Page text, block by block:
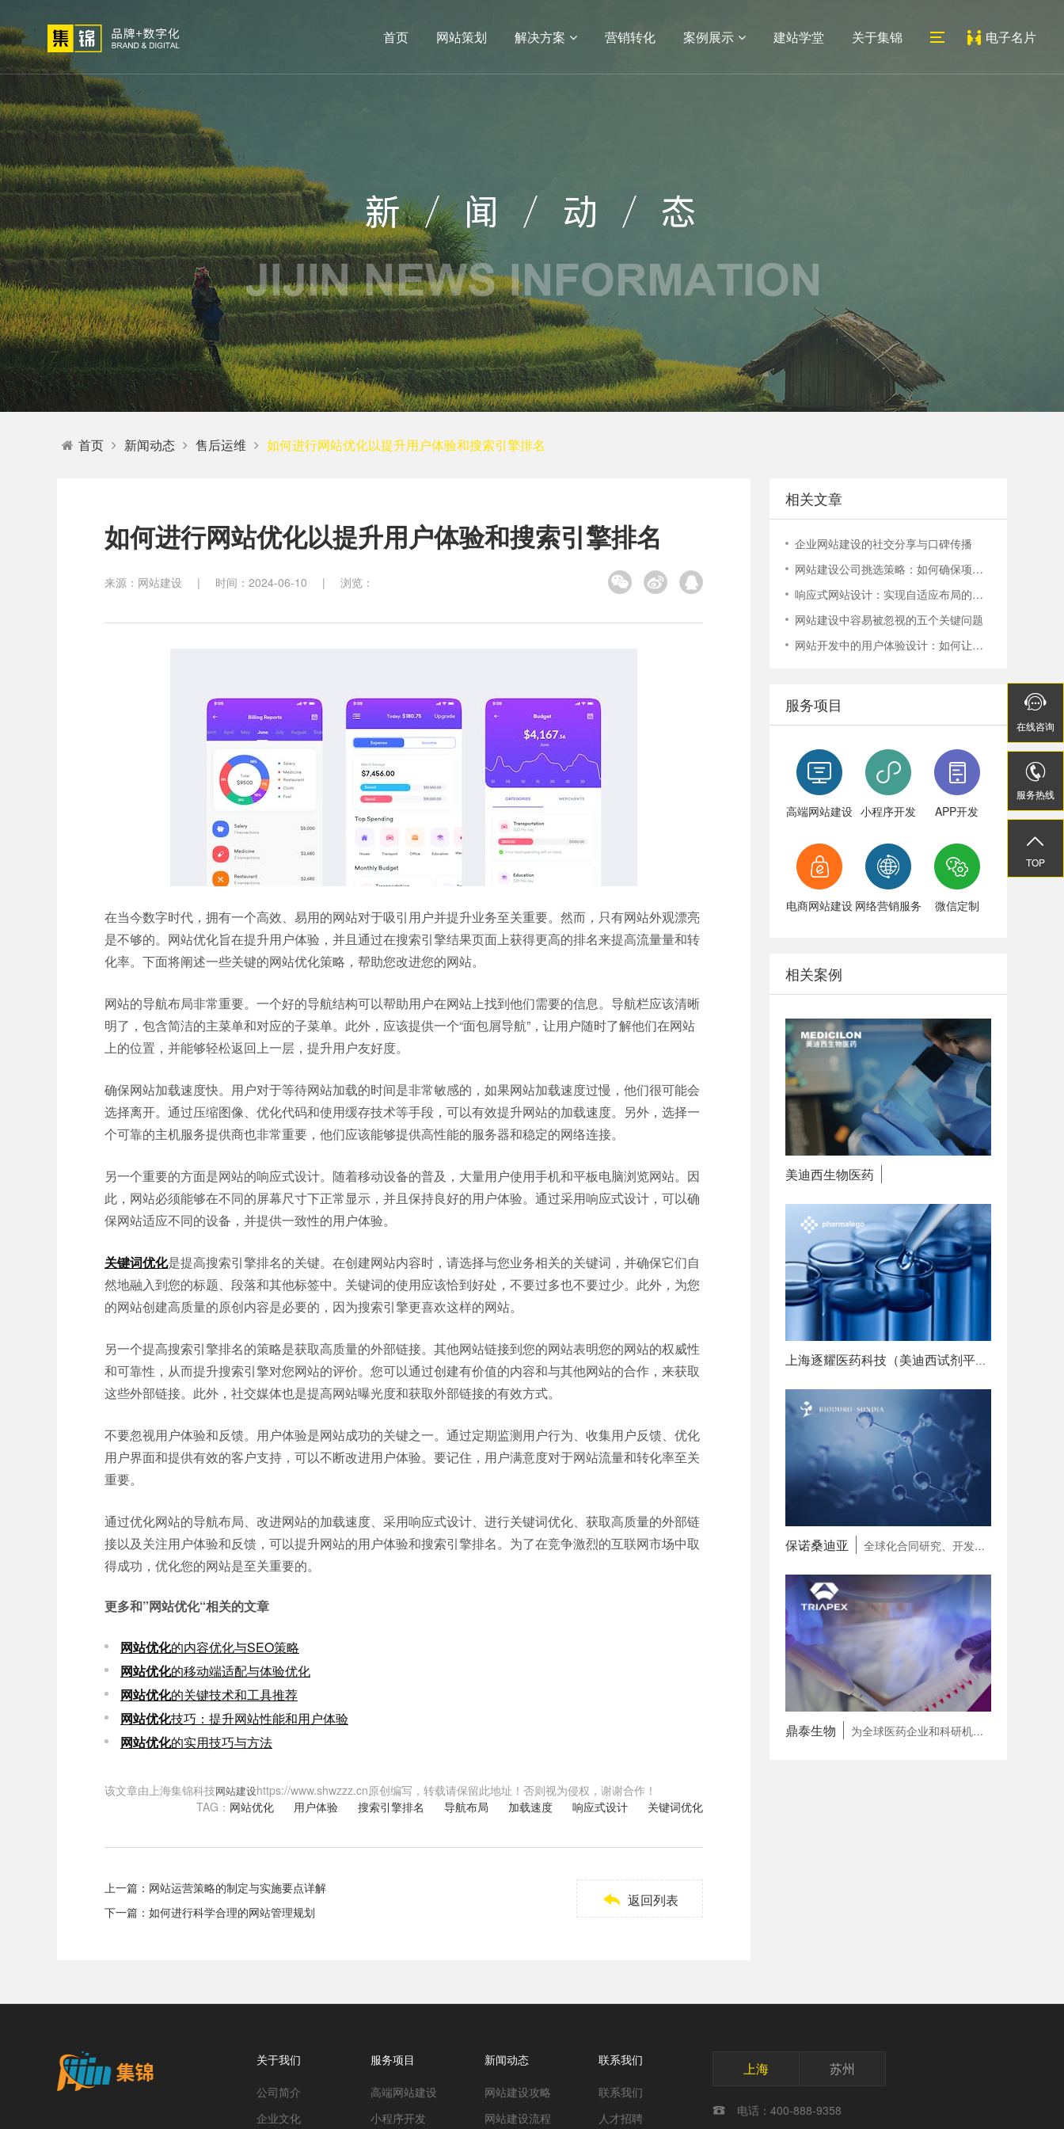
首页 网站策划 解决方案
高端网站
定制
小程序开
发
制
营销转化 案例展示 建站学堂 关于集锦 电子名片
01
关于我们
公司简介
荣誉资质
集锦文化
我们的客户
02
网站策划
方法论
高端网站建设
小程序开发
微信定制
APP开发服务
电商网站建设
生物医药网站建设
外贸网站建设
教育培训网站建设
网站建设案例
生物医疗
政府单位
机械制造
IT科技
装修建筑
其他
系统平台案例
小程序
电话：400-888-9358
首页 新闻动态 售后运维 如何进行网站优化以提升用户体验和搜索引擎排名
如何进行网站优化以提升用户体验和搜索引擎排名
来源：网站建设 | 时间：2024-06-10 | 浏览：
在当今数字时代，拥有一个高效、易用的网站对于吸引用户并提升业务至关重要。然而，只有网站外观漂亮
是不够的。网站优化旨在提升用户体验，并且通过在搜索引擎结果页面上获得更高的排名来提高流量量和转
化率。下面将阐述一些关键的网站优化策略，帮助您改进您的网站。
网站的导航布局非常重要。一个好的导航结构可以帮助用户在网站上找到他们需要的信息。导航栏应该清晰
明了，包含简洁的主菜单和对应的子菜单。此外，应该提供一个“面包屑导航”，让用户随时了解他们在网站
上的位置，并能够轻松返回上一层，提升用户友好度。
确保网站加载速度快。用户对于等待网站加载的时间是非常敏感的，如果网站加载速度过慢，他们很可能会
选择离开。通过压缩图像、优化代码和使用缓存技术等手段，可以有效提升网站的加载速度。另外，选择一
个可靠的主机服务提供商也非常重要，他们应该能够提供高性能的服务器和稳定的网络连接。
另一个重要的方面是网站的响应式设计。随着移动设备的普及，大量用户使用手机和平板电脑浏览网站。因
此，网站必须能够在不同的屏幕尺寸下正常显示，并且保持良好的用户体验。通过采用响应式设计，可以确
保网站适应不同的设备，并提供一致性的用户体验。
关键词优化是提高搜索引擎排名的关键。在创建网站内容时，请选择与您业务相关的关键词，并确保它们自
然地融入到您的标题、段落和其他标签中。关键词的使用应该恰到好处，不要过多也不要过少。此外，为您
的网站创建高质量的原创内容是必要的，因为搜索引擎更喜欢这样的网站。
另一个提高搜索引擎排名的策略是获取高质量的外部链接。其他网站链接到您的网站表明您的网站的权威性
和可靠性，从而提升搜索引擎对您网站的评价。您可以通过创建有价值的内容和与其他网站的合作，来获取
这些外部链接。此外，社交媒体也是提高网站曝光度和获取外部链接的有效方式。
不要忽视用户体验和反馈。用户体验是网站成功的关键之一。通过定期监测用户行为、收集用户反馈、优化
用户界面和提供有效的客户支持，可以不断改进用户体验。要记住，用户满意度对于网站流量和转化率至关
重要。
通过优化网站的导航布局、改进网站的加载速度、采用响应式设计、进行关键词优化、获取高质量的外部链
接以及关注用户体验和反馈，可以提升网站的用户体验和搜索引擎排名。为了在竞争激烈的互联网市场中取
得成功，优化您的网站是至关重要的。
更多和”网站优化“相关的文章
网站优化的内容优化与SEO策略
网站优化的移动端适配与体验优化
网站优化的关键技术和工具推荐
网站优化技巧：提升网站性能和用户体验
网站优化的实用技巧与方法
该文章由上海集锦科技网站建设https://www.shwzzz.cn原创编写，转载请保留此地址！否则视为侵权，谢谢合作！
TAG： 网站优化 用户体验 搜索引擎排名 导航布局 加载速度 响应式设计 关键词优化
上一篇： 网站运营策略的制定与实施要点详解
下一篇： 如何进行科学合理的网站管理规划
 返回列表
相关文章
企业网站建设的社交分享与口碑传播
网站建设公司挑选策略：如何确保项目顺利进行？
响应式网站设计：实现自适应布局的技巧与实践
网站建设中容易被忽视的五个关键问题
网站开发中的用户体验设计：如何让您的网站更容易使用
服务项目
高端网站建设 小程序开发 APP开发
电商网站建设 网络营销服务 微信定制
相关案例
美迪西生物医药
上海逐耀医药科技（美迪西试剂平台）
保诺桑迪亚 全球化合同研究、开发和生产一体化合作伙伴（CRDMO）
鼎泰生物 为全球医药企业和科研机构提供专病领域 一站式研发赋能
关于我们
公司简介
企业文化
服务项目
高端网站建设
小程序开发
新闻动态
网站建设攻略
网站建设流程
联系我们
联系我们
人才招聘
上海 苏州
 电话：400-888-9358

在线咨询

服务热线

TOP

在线咨询

服务热线

TOP